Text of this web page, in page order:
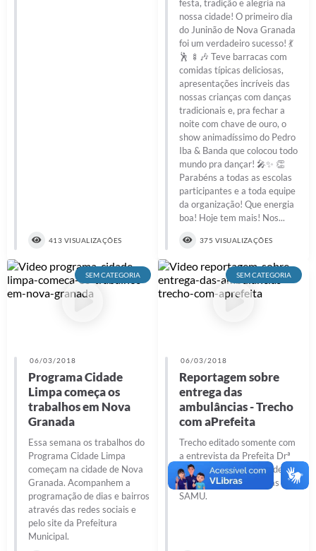
Horário: Médicos e Tec. da Saúde
Parcerias 3º Setor
Perguntas Frequentes
Iluminação Pública
A Nossa Cidade
Galeria de Fotos
Carta de Serviços
Serviços Online
Galeria de Vídeos
Contas Públicas
413 VISUALIZAÇÕES
festa, tradição e alegria na
nossa cidade! O primeiro dia
do Juninão de Nova Granada
foi um verdadeiro sucesso! 💃
🕺 🍢🎶 Teve barracas com
comidas típicas deliciosas,
apresentações incríveis das
nossas crianças com danças
tradicionais e, pra fechar a
noite com chave de ouro, o
show animadíssimo do Pedro
Iba & Banda que colocou todo
mundo pra dançar! 🎤✨ 👏
Parabéns a todas as escolas
participantes e a toda equipe
da organização! Que energia
boa! Hoje tem mais! Nos...
375 VISUALIZAÇÕES
SEM CATEGORIA
06/03/2018
Programa Cidade
Limpa começa os
trabalhos em Nova
Granada
Essa semana os trabalhos do
Programa Cidade Limpa
começam na cidade de Nova
Granada. Acompanhem a
programação de dias e bairros
através das redes sociais e
pelo site da Prefeitura
Municipal.
SEM CATEGORIA
06/03/2018
Reportagem sobre
entrega das
ambulâncias - Trecho
com aPrefeita
Trecho editado somente com
a entrevista da Prefeita Drª
Tânia Yugar na solenidade de
entrega das ambulâncias do
SAMU.